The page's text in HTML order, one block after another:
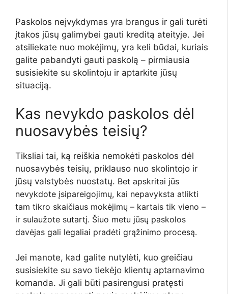
Paskolos neįvykdymas yra brangus ir gali turėti
įtakos jūsų galimybei gauti kreditą ateityje. Jei
atsiliekate nuo mokėjimų, yra keli būdai, kuriais
galite pabandyti gauti paskolą – pirmiausia
susisiekite su skolintoju ir aptarkite jūsų
situaciją.
Kas nevykdo paskolos dėl
nuosavybės teisių?
Tiksliai tai, ką reiškia nemokėti paskolos dėl
nuosavybės teisių, priklauso nuo skolintojo ir
jūsų valstybės nuostatų. Bet apskritai jūs
nevykdote įsipareigojimų, kai nepavyksta atlikti
tam tikro skaičiaus mokėjimų – kartais tik vieno –
ir sulaužote sutartį. Šiuo metu jūsų paskolos
davėjas gali legaliai pradėti grąžinimo procesą.
Jei manote, kad galite nutylėti, kuo greičiau
susisiekite su savo tiekėjo klientų aptarnavimo
komanda. Ji gali būti pasirengusi pratęsti